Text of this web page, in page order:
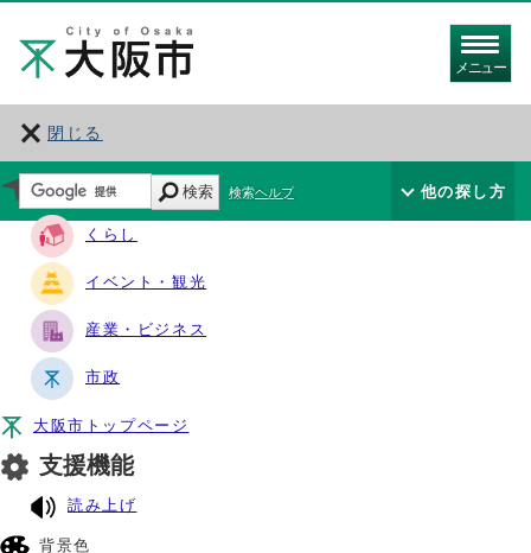
メニュー
閉じる
サイト・ナビ
くらし
イベント・観光
産業・ビジネス
市政
大阪市トップページ
支援機能
読み上げ
背景色
検索 検索ヘルプ 他の探し方